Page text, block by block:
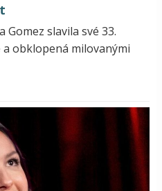
Gomez slavila své 33.
obklopená milovanými